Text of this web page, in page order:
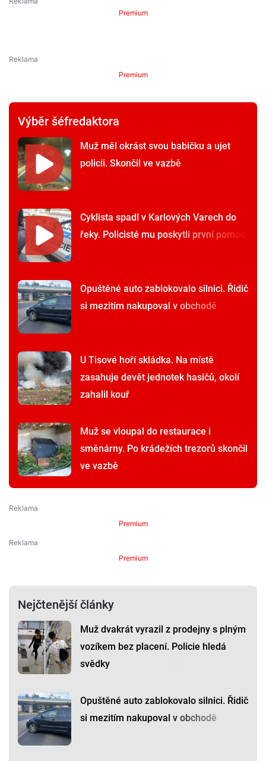
Premium
Premium
Výběr šéfredaktora
Muž měl okrást svou babičku a ujet
policii. Skončil ve vazbě
Cyklista spadl v Karlových Varech do
řeky. Policisté mu poskytli první pomoc
Opuštěné auto zablokovalo silnici. Řidič
si mezitím nakupoval v obchodě
U Tisové hoří skládka. Na místě
zasahuje devět jednotek hasičů, okolí
zahalil kouř
Muž se vloupal do restaurace i
směnárny. Po krádežích trezorů skončil
ve vazbě
Premium
Premium
Nejčtenější články
Muž dvakrát vyrazil z prodejny s plným
vozíkem bez placení. Policie hledá
svědky
Opuštěné auto zablokovalo silnici. Řidič
si mezitím nakupoval v obchodě